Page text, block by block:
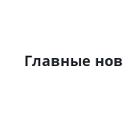
Главные